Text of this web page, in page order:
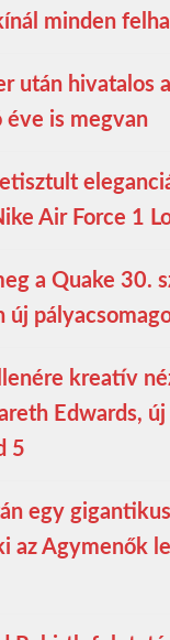
minden
után hivatalos
éve is megvan
Air Force 1
a Quake 30.
új
kreatív
Edwards,
5
egy
az Agymenők